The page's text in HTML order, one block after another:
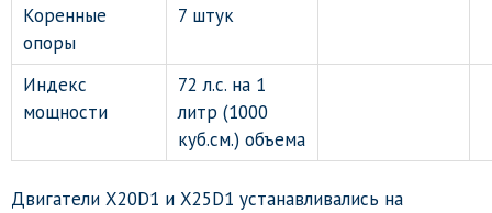
Коренные
опоры
7 штук
Индекс
мощности
72 л.с. на 1
литр (1000
куб.см.) объема
Двигатели X20D1 и X25D1 устанавливались на